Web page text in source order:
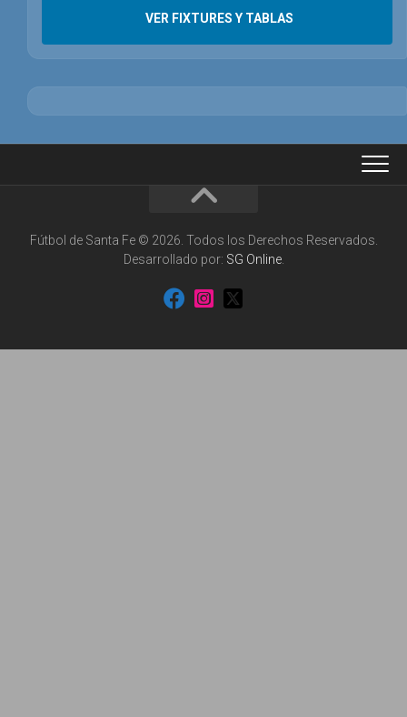
VER FIXTURES Y TABLAS
Fútbol de Santa Fe © 2026. Todos los Derechos Reservados.
Desarrollado por: SG Online.